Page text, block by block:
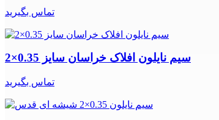
تماس بگیرید
سیم نایلون افلاک خراسان سایز 0.35×2
تماس بگیرید